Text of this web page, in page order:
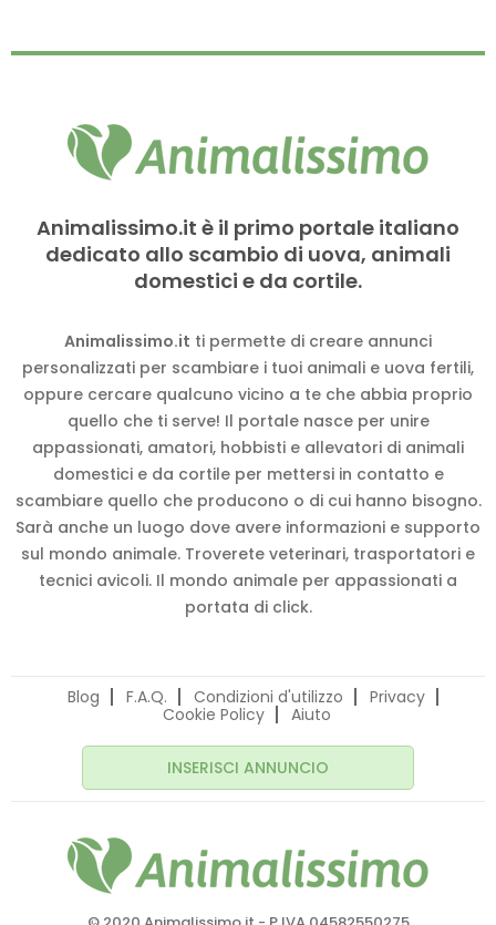
Animalissimo.it è il primo portale italiano
dedicato allo scambio di uova, animali
domestici e da cortile.
Animalissimo.it ti permette di creare annunci
personalizzati per scambiare i tuoi animali e uova fertili,
oppure cercare qualcuno vicino a te che abbia proprio
quello che ti serve! Il portale nasce per unire
appassionati, amatori, hobbisti e allevatori di animali
domestici e da cortile per mettersi in contatto e
scambiare quello che producono o di cui hanno bisogno.
Sarà anche un luogo dove avere informazioni e supporto
sul mondo animale. Troverete veterinari, trasportatori e
tecnici avicoli. Il mondo animale per appassionati a
portata di click.
Blog F.A.Q. Condizioni d'utilizzo
Privacy
Cookie Policy
Aiuto
INSERISCI ANNUNCIO